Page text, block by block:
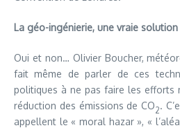
La géo-ingénierie, une vraie solution
Oui et non… Olivier Boucher,
fait même de parler de ces
politiques à ne pas faire les efforts
réduction des émissions de CO2.
appellent le « moral hazar », «